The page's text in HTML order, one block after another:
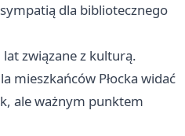
dla bibliotecznego
związane z kulturą.
mieszkańców Płocka widać
ale ważnym punktem